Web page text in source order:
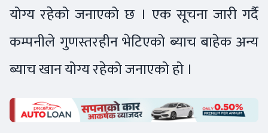
योग्य रहेको जनाएको छ । एक सूचना जारी गर्दै
कम्पनीले गुणस्तरहीन भेटिएको ब्याच बाहेक अन्य
ब्याच खान योग्य रहेको जनाएको हो ।